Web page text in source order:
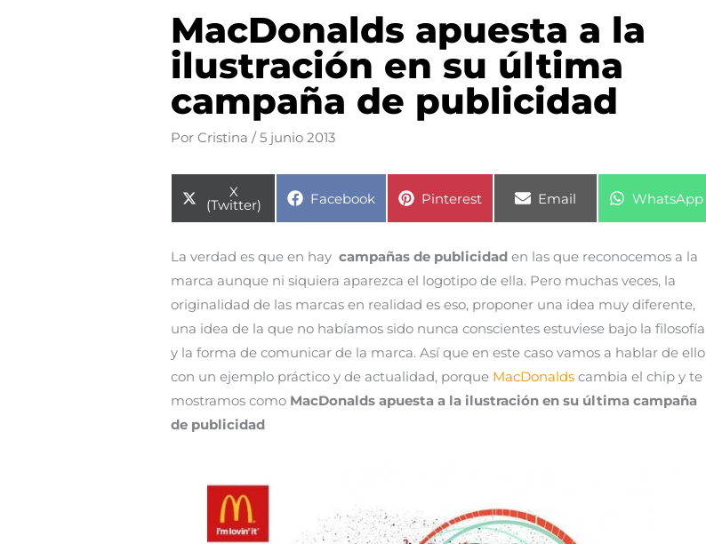
MacDonalds apuesta a la
ilustración en su última
campaña de publicidad
PorCristina/5 junio 2013
Compartir
en
X
(Twitter) Compartir
Facebook Compartir
Pinterest Compartir
Email Compartir
WhatsApp
La verdad es que en haycampañas de publicidad en las que reconocemos a la
marca aunque ni siquiera aparezca el logotipo de ella. Pero muchas veces, la
originalidad de las marcas en realidad es eso, proponer una idea muy diferente,
una idea de la que no habíamos sido nunca conscientes estuviese bajo la filosofía
y la forma de comunicar de la marca. Así que en este caso vamos a hablar de ello
con un ejemplo práctico y de actualidad, porque MacDonalds cambia el chip y te
mostramos como MacDonalds apuesta a la ilustración en su última campaña
de publicidad